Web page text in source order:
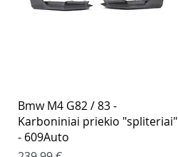
Greita peržiūra
Bmw M4 G82 / 83 -
Karboniniai priekio "spliteriai"
- 609Auto